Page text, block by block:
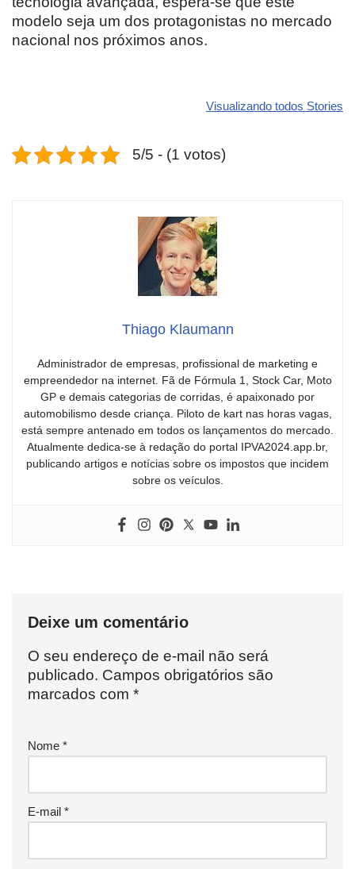
modelo seja um dos protagonistas no mercado
nacional nos próximos anos.
Visualizando todos Stories
2025!
Dodge pode ter
de emoção
que
5/5 - (1 votos)
Thiago Klaumann
Administrador de empresas, profissional de marketing e
empreendedor na internet. Fã de Fórmula 1, Stock Car, Moto
GP e demais categorias de corridas, é apaixonado por
automobilismo desde criança. Piloto de kart nas horas vagas,
está sempre antenado em todos os lançamentos do mercado.
Atualmente dedica-se à redação do portal IPVA2024.app.br,
publicando artigos e notícias sobre os impostos que incidem
sobre os veículos.
Deixe um comentário
O seu endereço de e-mail não será
publicado. Campos obrigatórios são
marcados com *
Nome *
E-mail *